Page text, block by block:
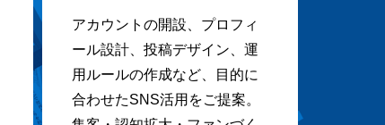
アカウントの開設、プロフィ
ール設計、投稿デザイン、運
用ルールの作成など、目的に
合わせたSNS活用をご提案。